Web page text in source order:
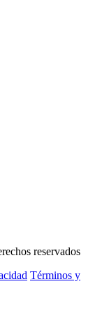
reservados
Términos y